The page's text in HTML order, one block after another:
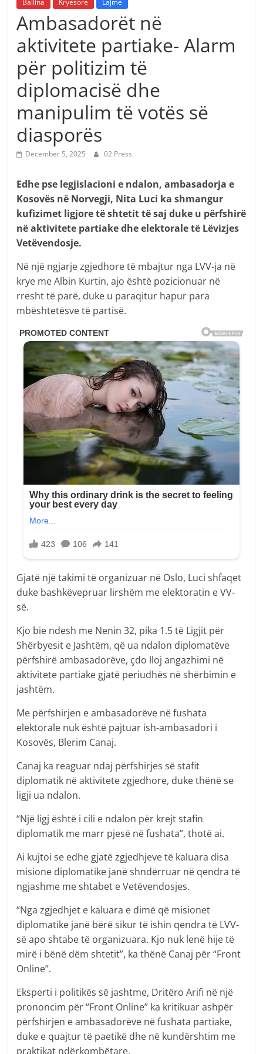
Ambasadorët në
aktivitete partiake- Alarm
për politizim të
diplomacisë dhe
manipulim të votës së
diasporës
December 5, 2025 02 Press
Edhe pse legjislacioni e ndalon, ambasadorja e
Kosovës në Norvegji, Nita Luci ka shmangur
kufizimet ligjore të shtetit të saj duke u përfshirë
në aktivitete partiake dhe elektorale të Lëvizjes
Vetëvendosje.
Në një ngjarje zgjedhore të mbajtur nga LVV-ja në
krye me Albin Kurtin, ajo është pozicionuar në
rresht të parë, duke u paraqitur hapur para
mbështetësve të partisë.
Gjatë një takimi të organizuar në Oslo, Luci shfaqet
duke bashkëvepruar lirshëm me elektoratin e VV-
së.
Kjo bie ndesh me Nenin 32, pika 1.5 të Ligjit për
Shërbyesit e Jashtëm, që ua ndalon diplomatëve
përfshirë ambasadorëve, çdo lloj angazhimi në
aktivitete partiake gjatë periudhës në shërbimin e
jashtëm.
Me përfshirjen e ambasadorëve në fushata
elektorale nuk është pajtuar ish-ambasadori i
Kosovës, Blerim Canaj.
Canaj ka reaguar ndaj përfshirjes së stafit
diplomatik në aktivitete zgjedhore, duke thënë se
ligji ua ndalon.
“Një ligj është i cili e ndalon për krejt stafin
diplomatik me marr pjesë në fushata”, thotë ai.
Ai kujtoi se edhe gjatë zgjedhjeve të kaluara disa
misione diplomatike janë shndërruar në qendra të
ngjashme me shtabet e Vetëvendosjes.
“Nga zgjedhjet e kaluara e dimë që misionet
diplomatike janë bërë sikur të ishin qendra të LVV-
së apo shtabe të organizuara. Kjo nuk lenë hije të
mirë i bënë dëm shtetit”, ka thënë Canaj për “Front
Online”.
Eksperti i politikës së jashtme, Dritëro Arifi në një
prononcim për “Front Online” ka kritikuar ashpër
përfshirjen e ambasadorëve në fushata partiake,
duke e quajtur të paetikë dhe në kundërshtim me
praktikat ndërkombëtare.